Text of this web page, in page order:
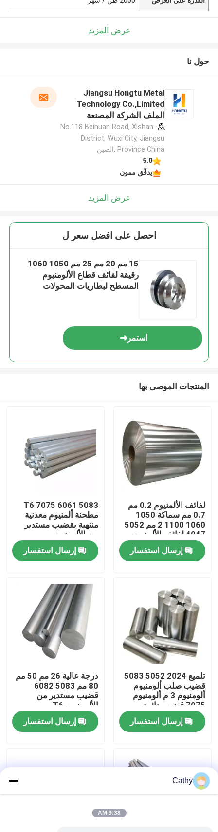
المنزل
حولنا
جولة في المصنع
مراقبة الجودة
اتصل بنا
أخبار
القضايا
اطلب اقتباس
عرض المزيد
حول نا
Jiangsu Hongtu Metal
Technology Co.,Limited
الملف الشركة المصنعة
No.118 Beihuan Road, Xishan
District, Wuxi City, Jiangsu
Province China ,الصين
5.0
يدقّق ممون
عرض المزيد
احصل على افضل سعر ل
15 مم 20 مم 25 مم 1050 1060
رقيقة لفائف قطاع الألومنيوم
المسطح لبطاريات المحولات
استمر
المنتجات الموصى بها
لفائف الألمنيوم 0.2 مم
0.7 مم سماكة 1050
1060 1100 2 مم 5052
4047 لفائف الألمنيوم
إرسال استفسار
5083 6061 7075 T6
مطحنة ألمنيوم معدنية
منتهية بقضيب مستدير
من الألومنيوم
إرسال استفسار
تلميع 2024 5052 5083
قضيب صلب ألومنيوم
ألومنيوم 3 م ألومنيوم
7075 قضيب دائري
إرسال استفسار
درجة عالية 26 مم 50 مم
80 مم 5083 6082
قضيب مستدير من
الألومنيوم T6
إرسال استفسار
Cathy
9:38 AM